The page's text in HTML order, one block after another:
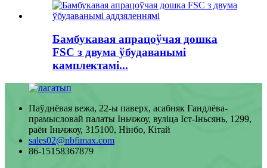
Бамбукавая апрацоўчая дошка
FSC з двума ўбудаванымі
камплектамі...
Паўднёвая вежа, 22-ы паверх, асабняк Гандлёва-
прамысловай палаты Іньчжоу, вуліца Іст-Іньсянь, 1299,
раён Іньчжоу, 315100, Нінбо, Кітай
sales02@nbfimax.com
86-15158367879